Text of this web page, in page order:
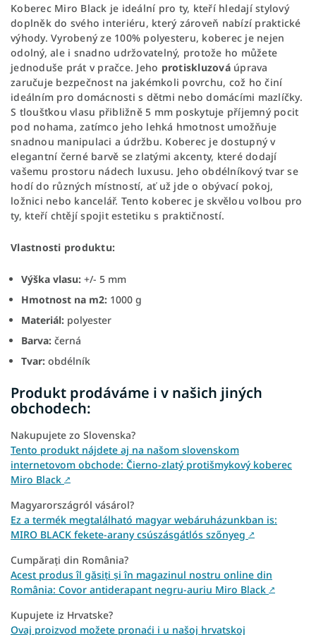
Koberec Miro Black je ideální pro ty, kteří hledají stylový
doplněk do svého interiéru, který zároveň nabízí praktické
výhody. Vyrobený ze 100% polyesteru, koberec je nejen
odolný, ale i snadno udržovatelný, protože ho můžete
jednoduše prát v pračce. Jeho protiskluzováúprava
zaručuje bezpečnost na jakémkoli povrchu, což ho činí
ideálním pro domácnosti s dětmi nebo domácími mazlíčky.
S tloušťkou vlasu přibližně 5 mm poskytuje příjemný pocit
pod nohama, zatímco jeho lehká hmotnost umožňuje
snadnou manipulaci a údržbu. Koberec je dostupný v
elegantní černé barvě se zlatými akcenty, které dodají
vašemu prostoru nádech luxusu. Jeho obdélníkový tvar se
hodí do různých místností, ať už jde o obývací pokoj,
ložnici nebo kancelář. Tento koberec je skvělou volbou pro
ty, kteří chtějí spojit estetiku s praktičností.
Vlastnosti produktu:
Výška vlasu: +/- 5 mm
Hmotnost na m2: 1000 g
Materiál: polyester
Barva: černá
Tvar: obdélník
Produkt prodáváme i v našich jiných
obchodech:
Nakupujete zo Slovenska?
Tento produkt nájdete aj na našom slovenskom
internetovom obchode: Čierno-zlatý protišmykový koberec
Miro Black ↗
Magyarországról vásárol?
Ez a termék megtalálható magyar webáruházunkban is:
MIRO BLACK fekete-arany csúszásgátlós szőnyeg ↗
Cumpărați din România?
Acest produs îl găsiți și în magazinul nostru online din
România: Covor antiderapant negru-auriu Miro Black ↗
Kupujete iz Hrvatske?
Ovaj proizvod možete pronaći i u našoj hrvatskoj